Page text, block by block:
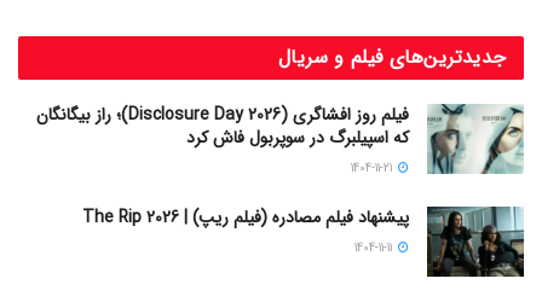
جدیدترین‌های فیلم و سریال
فیلم روز افشاگری (Disclosure Day 2026)؛ راز بیگانگان
که اسپیلبرگ در سوپربول فاش کرد
پیشنهاد فیلم مصادره (فیلم ریپ) | The Rip 2026